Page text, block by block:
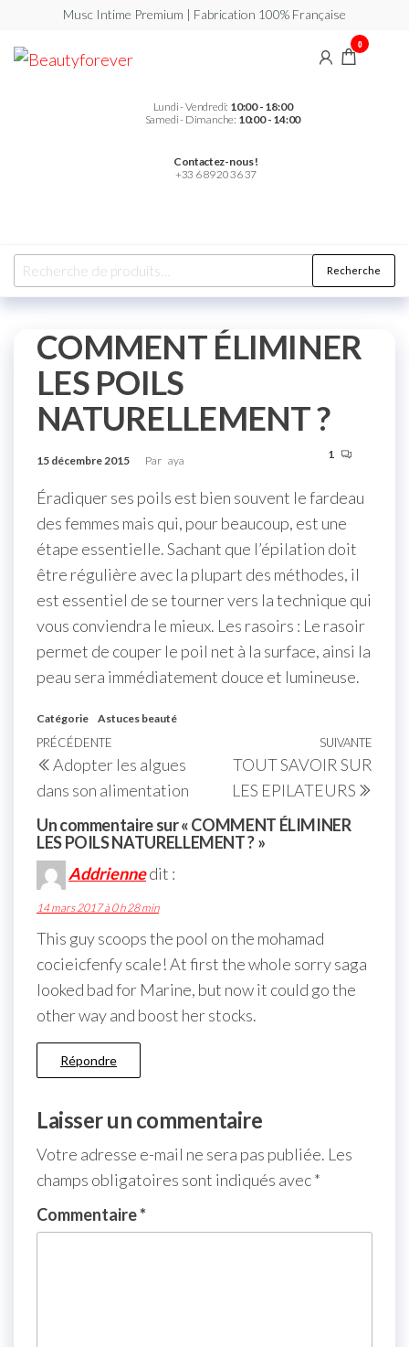
Musc Intime Premium | Fabrication 100% Française
Lundi - Vendredi: 10:00 - 18:00
Samedi - Dimanche: 10:00 - 14:00
Contactez-nous !
+33 6 89 20 36 37
0
Recherche
COMMENT ÉLIMINER
LES POILS
NATURELLEMENT ?
15 décembre 2015 Par aya 1
Éradiquer ses poils est bien souvent le fardeau
des femmes mais qui, pour beaucoup, est une
étape essentielle. Sachant que l’épilation doit
être régulière avec la plupart des méthodes, il
est essentiel de se tourner vers la technique qui
vous conviendra le mieux. Les rasoirs : Le rasoir
permet de couper le poil net à la surface, ainsi la
peau sera immédiatement douce et lumineuse.
Catégorie Astuces beauté
PRÉCÉDENTE
Adopter les algues
dans son alimentation
SUIVANTE
TOUT SAVOIR SUR
LES EPILATEURS
Un commentaire sur « COMMENT ÉLIMINER
LES POILS NATURELLEMENT ? »
Addriennedit :
14 mars 2017 à 0 h 28 min
This guy scoops the pool on the mohamad
cocieicfenfy scale! At first the whole sorry saga
looked bad for Marine, but now it could go the
other way and boost her stocks.
Répondre
Laisser un commentaire
Votre adresse e-mail ne sera pas publiée. Les
champs obligatoires sont indiqués avec*
Commentaire*